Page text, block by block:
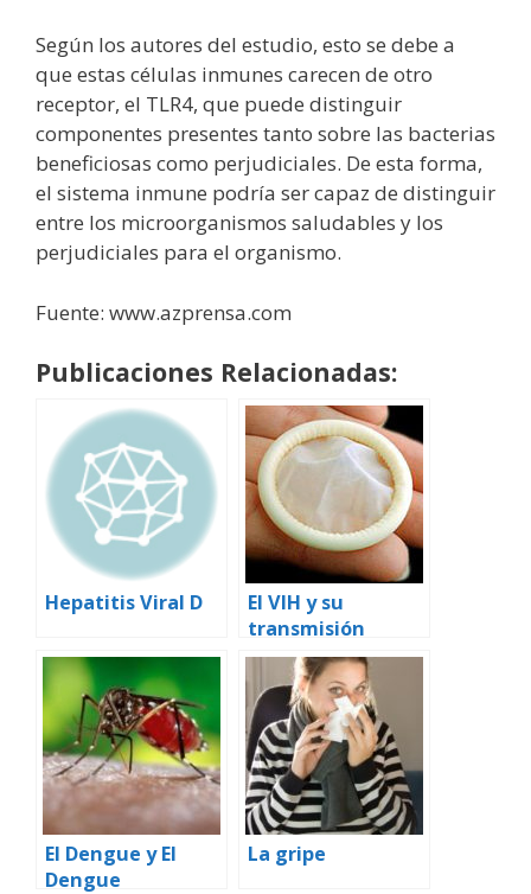
Según los autores del estudio, esto se debe a
que estas células inmunes carecen de otro
receptor, el TLR4, que puede distinguir
componentes presentes tanto sobre las bacterias
beneficiosas como perjudiciales. De esta forma,
el sistema inmune podría ser capaz de distinguir
entre los microorganismos saludables y los
perjudiciales para el organismo.
Fuente: www.azprensa.com
Publicaciones Relacionadas:
Hepatitis Viral D
El VIH y su
transmisión
El Dengue y El
Dengue
La gripe